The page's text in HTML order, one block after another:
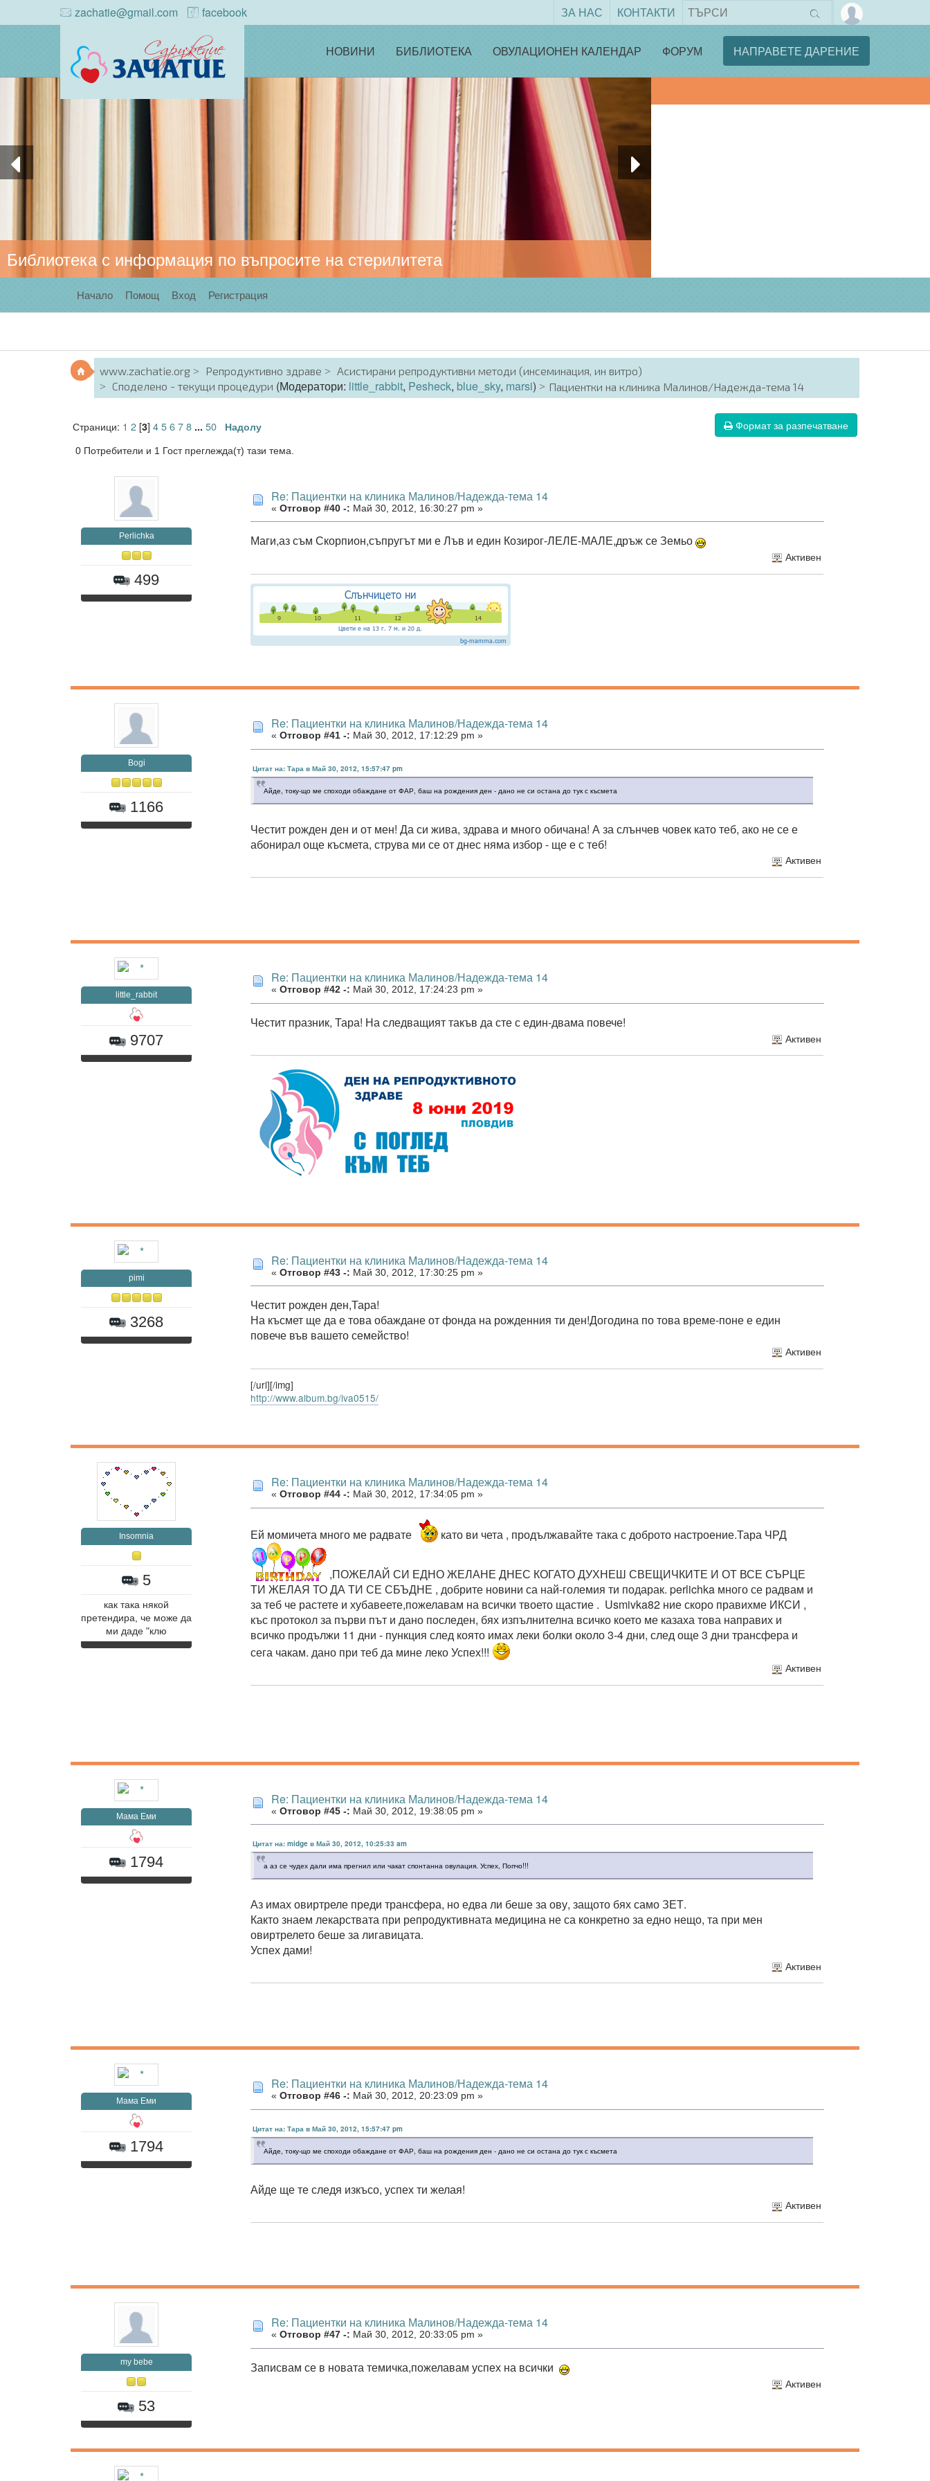
zachatie@gmail.com facebook ЗА НАС КОНТАКТИ
НОВИНИ БИБЛИОТЕКА ОВУЛАЦИОНЕН КАЛЕНДАР ФОРУМ НАПРАВЕТЕ ДАРЕНИЕ
Библиотека с информация по въпросите на стерилитета
Начало Помощ Вход Регистрация
www.zachatie.org Репродуктивно здраве
Асистирани репродуктивни методи (инсеминация, ин витро)
Споделено - текущи процедури (Модератори: little_rabbit, Pesheck, blue_sky, marsi) Пациентки на клиника Малинов/Надежда-тема 14
Формат за разпечатване
Страници: 1 2[3] 45678 ... 50 Надолу
0 Потребители и 1 Гост преглежда(т) тази тема.
Perlichka
499
Re: Пациентки на клиника Малинов/Надежда-тема 14
« Отговор #40 -: Май 30, 2012, 16:30:27 pm »
Маги,аз съм Скорпион,съпругът ми е Лъв и един Козирог-ЛЕЛЕ-МАЛЕ,дръж се Земьо
Активен
Bogi
1166
Re: Пациентки на клиника Малинов/Надежда-тема 14
« Отговор #41 -: Май 30, 2012, 17:12:29 pm »
Цитат на: Тара в Май 30, 2012, 15:57:47 pm
Айде, току-що ме споходи обаждане от ФАР, баш на рождения ден - дано не си остана до тук с късмета
Честит рожден ден и от мен! Да си жива, здрава и много обичана! А за слънчев човек като теб, ако не се е
абонирал още късмета, струва ми се от днес няма избор - ще е с теб!
Активен
little_rabbit
9707
Re: Пациентки на клиника Малинов/Надежда-тема 14
« Отговор #42 -: Май 30, 2012, 17:24:23 pm »
Честит празник, Тара! На следващият такъв да сте с един-двама повече!
Активен
pimi
3268
Re: Пациентки на клиника Малинов/Надежда-тема 14
« Отговор #43 -: Май 30, 2012, 17:30:25 pm »
Честит рожден ден,Тара!
На късмет ще да е това обаждане от фонда на рожденния ти ден!Догодина по това време-поне е един
повече във вашето семейство!
Активен
[/url][/img]
http://www.album.bg/iva0515/
Insomnia
5
как така някой
претендира, че може да
ми даде "клю
Re: Пациентки на клиника Малинов/Надежда-тема 14
« Отговор #44 -: Май 30, 2012, 17:34:05 pm »
Ей момичета много ме радвате като ви чета , продължавайте така с доброто настроение.Тара ЧРД
,ПОЖЕЛАЙ СИ ЕДНО ЖЕЛАНЕ ДНЕС КОГАТО ДУХНЕШ СВЕЩИЧКИТЕ И ОТ ВСЕ СЪРЦЕ
ТИ ЖЕЛАЯ ТО ДА ТИ СЕ СБЪДНЕ , добрите новини са най-големия ти подарак. perlichka много се радвам и
за теб че растете и хубавеете,пожелавам на всички твоето щастие . Usmivka82 ние скоро правихме ИКСИ ,
къс протокол за първи път и дано последен, бях изпълнителна всичко което ме казаха това направих и
всичко продължи 11 дни - пункция след която имах леки болки около 3-4 дни, след още 3 дни трансфера и
сега чакам. дано при теб да мине леко Успех!!!
Активен
Мама Еми
1794
Re: Пациентки на клиника Малинов/Надежда-тема 14
« Отговор #45 -: Май 30, 2012, 19:38:05 pm »
Цитат на: midge в Май 30, 2012, 10:25:33 am
а аз се чудех дали има прегнил или чакат спонтанна овулация. Успех, Попчо!!!
Аз имах овиртреле преди трансфера, но едва ли беше за ову, защото бях само ЗЕТ.
Както знаем лекарствата при репродуктивната медицина не са конкретно за едно нещо, та при мен
овиртрелето беше за лигавицата.
Успех дами!
Активен
Мама Еми
1794
Re: Пациентки на клиника Малинов/Надежда-тема 14
« Отговор #46 -: Май 30, 2012, 20:23:09 pm »
Цитат на: Тара в Май 30, 2012, 15:57:47 pm
Айде, току-що ме споходи обаждане от ФАР, баш на рождения ден - дано не си остана до тук с късмета
Айде ще те следя изкъсо, успех ти желая!
Активен
my bebe
53
Re: Пациентки на клиника Малинов/Надежда-тема 14
« Отговор #47 -: Май 30, 2012, 20:33:05 pm »
Записвам се в новата темичка,пожелавам успех на всички
Активен